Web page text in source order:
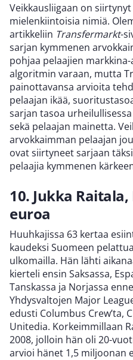
Veikkausliigaan on
mielenkiintoisia nimiä.
artikkeliin Transfermarkt-
sarjan kymmenen
pohjaa pelaajien
algoritmin varaan, mutta
painottavansa arvioita
pelaajan ikää,
sarjan tasoa
sekä pelaajan mainetta.
arvokkaimman pelaajan
ovat siirtyneet sarjaan
pelaajia kymmenen
10. Jukka Raitala,
euroa
Huuhkajissa 63 kertaa
kaudeksi Suomeen
ulkomailla. Hän lähti
kierteli ensin Saksassa,
Tanskassa ja Norjassa
Yhdysvaltojen Major
edusti Columbus Crew’ta,
Unitedia. Korkeimmillaan
2008, jolloin hän oli 20-
arvioi hänet 1,5 miljoonan